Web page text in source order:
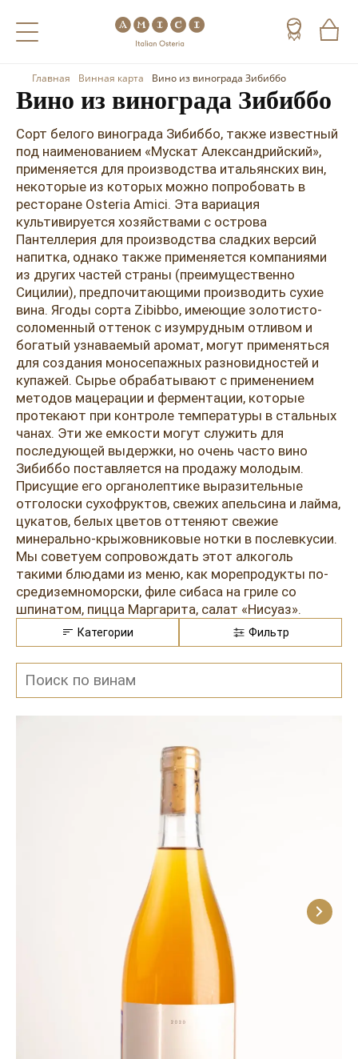
Назад
Холодные напитки
Чай
Кофе
Назад
Шампанское
Игристое вино
Портвейн
Херес
Красные вина
Белые вина
Розовые вина
Итальянские вина
Французские вина
Испанские вина
Назад
Коньяк
Арманьяк
Текила
Мескаль
Кальвадос
Джин
Ром
Граппа
Водка
Саке
Пиво
Главная Винная карта Вино из винограда Зибиббо
Вино из винограда Зибиббо
Сорт белого винограда Зибиббо, также известный
под наименованием «Мускат Александрийский»,
применяется для производства итальянских вин,
некоторые из которых можно попробовать в
ресторане Osteria Amici. Эта вариация
культивируется хозяйствами с острова
Пантеллерия для производства сладких версий
напитка, однако также применяется компаниями
из других частей страны (преимущественно
Сицилии), предпочитающими производить сухие
вина. Ягоды сорта Zibibbo, имеющие золотисто-
соломенный оттенок с изумрудным отливом и
богатый узнаваемый аромат, могут применяться
для создания моносепажных разновидностей и
купажей. Сырье обрабатывают с применением
методов мацерации и ферментации, которые
протекают при контроле температуры в стальных
чанах. Эти же емкости могут служить для
последующей выдержки, но очень часто вино
Зибиббо поставляется на продажу молодым.
Присущие его органолептике выразительные
отголоски сухофруктов, свежих апельсина и лайма,
цукатов, белых цветов оттеняют свежие
минерально-крыжовниковые нотки в послевкусии.
Мы советуем сопровождать этот алкоголь
такими блюдами из меню, как морепродукты по-
средиземноморски, филе сибаса на гриле со
шпинатом, пицца Маргарита, салат «Нисуаз».
Категории Фильтр